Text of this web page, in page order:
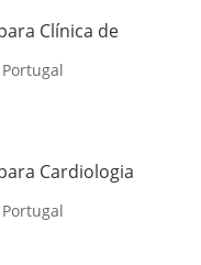
Clínica de
Cardiologia